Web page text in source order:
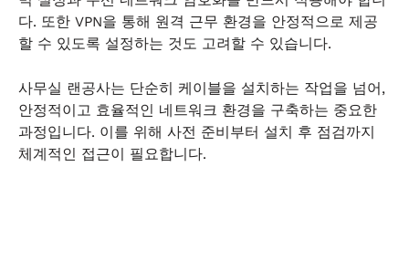
다. 또한 VPN을 통해 원격 근무 환경을 안정적으로 제공
할 수 있도록 설정하는 것도 고려할 수 있습니다.
사무실 랜공사는 단순히 케이블을 설치하는 작업을 넘어,
안정적이고 효율적인 네트워크 환경을 구축하는 중요한
과정입니다. 이를 위해 사전 준비부터 설치 후 점검까지
체계적인 접근이 필요합니다.